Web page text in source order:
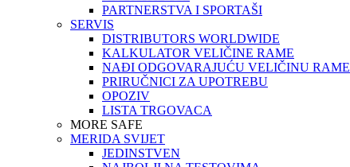
PARTNERSTVA I SPORTAŠI
SERVIS
DISTRIBUTORS WORLDWIDE
KALKULATOR VELIČINE RAME
NAĐI ODGOVARAJUĆU VELIČINU RAME
PRIRUČNICI ZA UPOTREBU
OPOZIV
LISTA TRGOVACA
MORE SAFE
MERIDA SVIJET
JEDINSTVEN